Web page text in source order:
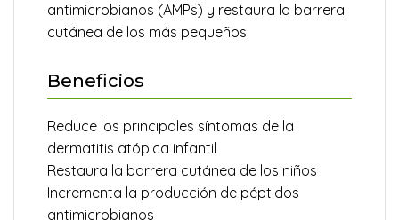
antimicrobianos (AMPs) y restaura la barrera
cutánea de los más pequeños.
Beneficios
Reduce los principales síntomas de la
dermatitis atópica infantil
Restaura la barrera cutánea de los niños
Incrementa la producción de péptidos
antimicrobianos